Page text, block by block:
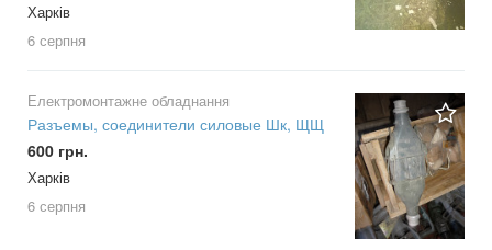
Харків
6 серпня
Електромонтажне обладнання
Разъемы, соединители силовые Шк, ЩЩ
600 грн.
Харків
6 серпня